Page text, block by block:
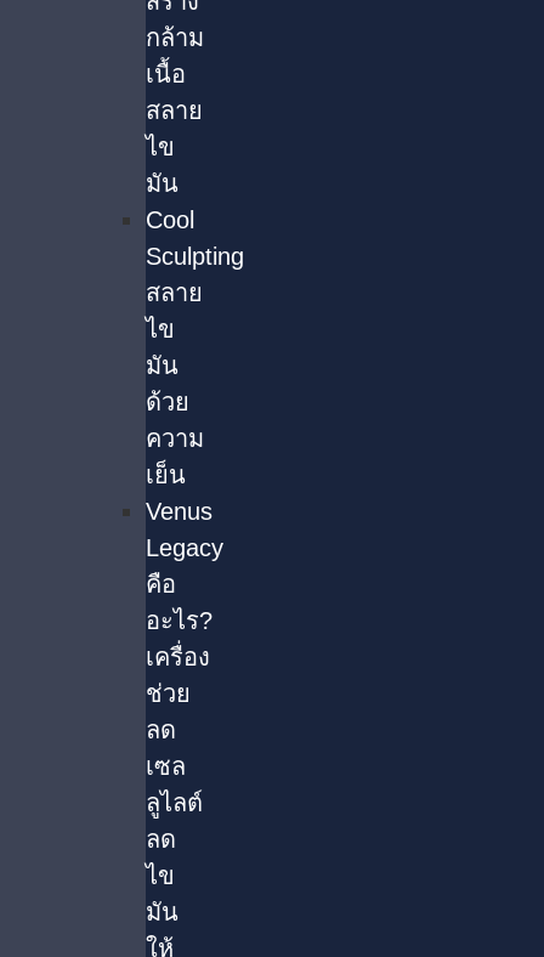
กล้าม
เนื้อ
สลาย
ไข
มัน
Cool
Sculpting
สลาย
ไข
มัน
ด้วย
ความ
เย็น
Venus
Legacy
คือ
อะไร?
เครื่อง
ช่วย
ลด
เซล
ลูไลต์
ลด
ไข
มัน
ให้